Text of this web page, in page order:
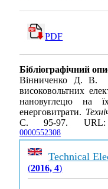
PDF
Бібліографічний
Вінниченко Д. В.
високовольтних
нановуглецю на
енерговитрати.
С. 95-97.
0000552308
Technical
(2016, 4)